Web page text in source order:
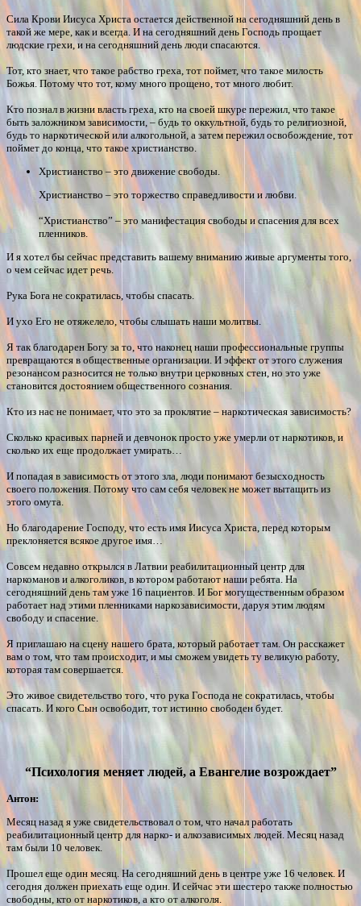
Сила Крови Иисуса Христа остается действенной на сегодняшний день в
такой же мере, как и всегда. И на сегодняшний день Господь прощает
людские грехи, и на сегодняшний день люди спасаются.
Тот, кто знает, что такое рабство греха, тот поймет, что такое милость
Божья. Потому что тот, кому много прощено, тот много любит.
Кто познал в жизни власть греха, кто на своей шкуре пережил, что такое
быть заложником зависимости, – будь то оккультной, будь то религиозной,
будь то наркотической или алкогольной, а затем пережил освобождение, тот
поймет до конца, что такое христианство.
Христианство – это движение свободы.
Христианство – это торжество справедливости и любви.
“Христианство” – это манифестация свободы и спасения для всех
пленников.
И я хотел бы сейчас представить вашему вниманию живые аргументы того,
о чем сейчас идет речь.
Рука Бога не сократилась, чтобы спасать.
И ухо Его не отяжелело, чтобы слышать наши молитвы.
Я так благодарен Богу за то, что наконец наши профессиональные группы
превращаются в общественные организации. И эффект от этого служения
резонансом разносится не только внутри церковных стен, но это уже
становится достоянием общественного сознания.
Кто из нас не понимает, что это за проклятие – наркотическая зависимость?
Сколько красивых парней и девчонок просто уже умерли от наркотиков, и
сколько их еще продолжает умирать…
И попадая в зависимость от этого зла, люди понимают безысходность
своего положения. Потому что сам себя человек не может вытащить из
этого омута.
Но благодарение Господу, что есть имя Иисуса Христа, перед которым
преклоняется всякое другое имя…
Совсем недавно открылся в Латвии реабилитационный центр для
наркоманов и алкоголиков, в котором работают наши ребята. На
сегодняшний день там уже 16 пациентов. И Бог могущественным образом
работает над этими пленниками наркозависимости, даруя этим людям
свободу и спасение.
Я приглашаю на сцену нашего брата, который работает там. Он расскажет
вам о том, что там происходит, и мы сможем увидеть ту великую работу,
которая там совершается.
Это живое свидетельство того, что рука Господа не сократилась, чтобы
спасать. И кого Сын освободит, тот истинно свободен будет.
“Психология меняет людей, а Евангелие возрождает”
Антон:
Месяц назад я уже свидетельствовал о том, что начал работать
реабилитационный центр для нарко- и алкозависимых людей. Месяц назад
там были 10 человек.
Прошел еще один месяц. На сегодняшний день в центре уже 16 человек. И
сегодня должен приехать еще один. И сейчас эти шестеро также полностью
свободны, кто от наркотиков, а кто от алкоголя.